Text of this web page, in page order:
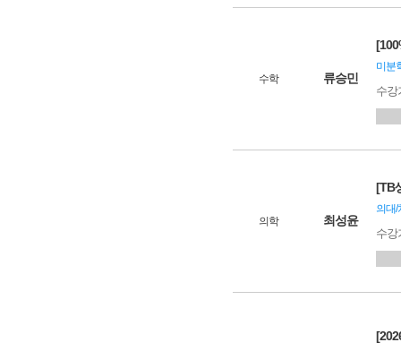
수학 류승민
미분
수
의학 최성윤
[TB
의대/
수